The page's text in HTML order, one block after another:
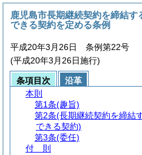
鹿児島市長期継続契約を締結す
できる契約を定める条例
平成20年3月26日 条例第22号
(平成20年3月26日施行)
条項目次
沿革
本則
第1条(趣旨)
第2条(長期継続契約を締結
できる契約)
第3条(委任)
付 則